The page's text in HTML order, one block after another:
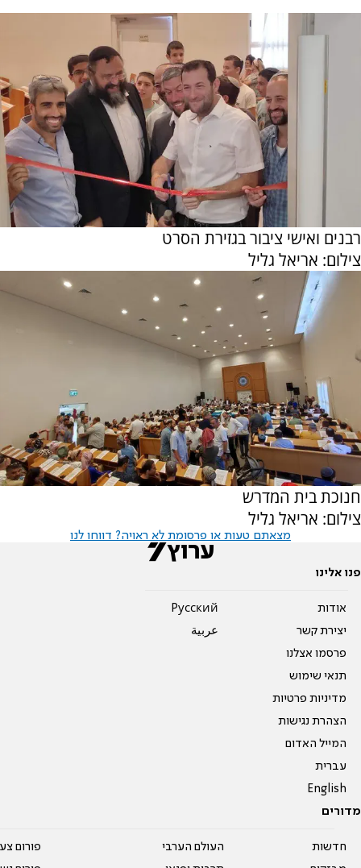
רבנים ואישי ציבור בגזירת הסרט
צילום: אריאל גליל
חנוכת בית המדרש
צילום: אריאל גליל
מצאתם טעות או פרסומת לא ראויה? דווחו לנו
פנו אלינו
אודות
יצירת קשר
פרסמו אצלנו
תנאי שימוש
מדיניות פרטיות
הצהרת נגישות
המייל האדום
עברית
English
Pусский
عربية
מדורים
חדשות
העולם הערבי
פורום